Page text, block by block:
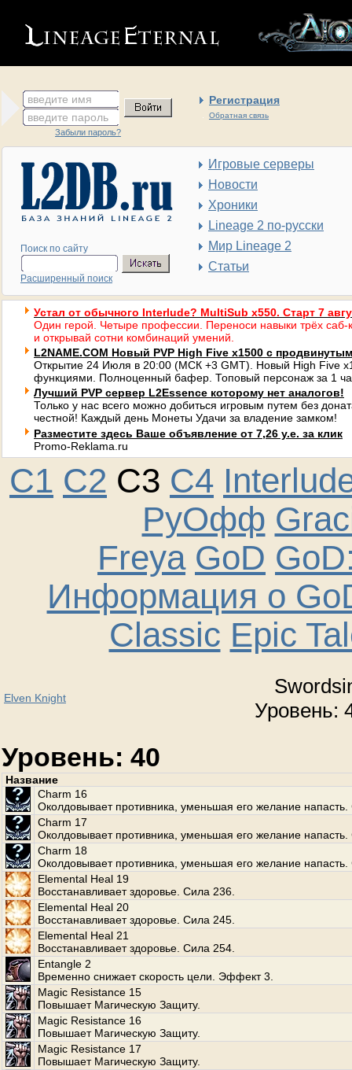
введите имя Регистрация
Обратная связь
введите пароль
Забыли пароль?
Поиск по сайту
Расширенный поиск
Игровые серверы
Новости
Хроники
Lineage 2 по-русски
Мир Lineage 2
Статьи
Устал от обычного Interlude? MultiSub x550. Старт 7
Один герой. Четыре профессии. Переноси навыки трёх саб-
и открывай сотни комбинаций умений.
L2NAME.COM Новый PVP High Five x1500 с
Открытие 24 Июля в 20:00 (МСК +3 GMT). Новый High Five
функциями. Полноценный бафер. Топовый персонаж за 1
Лучший PVP сервер L2Essence которому нет аналогов!
Только у нас всего можно добиться игровым путем без
честной! Каждый день Монеты Удачи за владение замком!
Разместите здесь Ваше объявление от 7,26 у.е. за клик
Promo-Reklama.ru
C1 C2 C3 C4
РуОфф
Freya GoD
Информация о
Classic Epic
Elven Knight
Уровень:
Уровень: 40
Название
Charm 16
Околдовывает противника, уменьшая его желание
Charm 17
Околдовывает противника, уменьшая его желание
Charm 18
Околдовывает противника, уменьшая его желание
Elemental Heal 19
Восстанавливает здоровье. Сила 236.
Elemental Heal 20
Восстанавливает здоровье. Сила 245.
Elemental Heal 21
Восстанавливает здоровье. Сила 254.
Entangle 2
Временно снижает скорость цели. Эффект 3.
Magic Resistance 15
Повышает Магическую Защиту.
Magic Resistance 16
Повышает Магическую Защиту.
Magic Resistance 17
Повышает Магическую Защиту.